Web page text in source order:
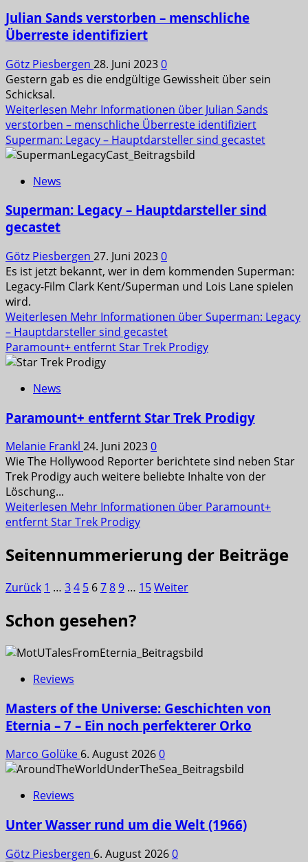
Julian Sands verstorben – menschliche
Überreste identifiziert
Götz Piesbergen 28. Juni 20230
Gestern gab es die endgültige Gewissheit über sein
Schicksal.
Weiterlesen Mehr Informationen über Julian Sands
verstorben – menschliche Überreste identifiziert
Superman: Legacy – Hauptdarsteller sind gecastet
News
Superman: Legacy – Hauptdarsteller sind
gecastet
Götz Piesbergen 27. Juni 20230
Es ist jetzt bekannt, wer in dem kommenden Superman:
Legacy-Film Clark Kent/Superman und Lois Lane spielen
wird.
Weiterlesen Mehr Informationen über Superman: Legacy
– Hauptdarsteller sind gecastet
Paramount+ entfernt Star Trek Prodigy
News
Paramount+ entfernt Star Trek Prodigy
Melanie Frankl 24. Juni 20230
Wie The Hollywood Reporter berichtete sind neben Star
Trek Prodigy auch weitere beliebte Inhalte von der
Löschung...
Weiterlesen Mehr Informationen über Paramount+
entfernt Star Trek Prodigy
Seitennummerierung der Beiträge
Zurück 1 … 34 5 6789 … 15Weiter
Schon gesehen?
Reviews
Masters of the Universe: Geschichten von
Eternia – 7 – Ein noch perfekterer Orko
Marco Golüke 6. August 20260
Reviews
Unter Wasser rund um die Welt (1966)
Götz Piesbergen 6. August 20260